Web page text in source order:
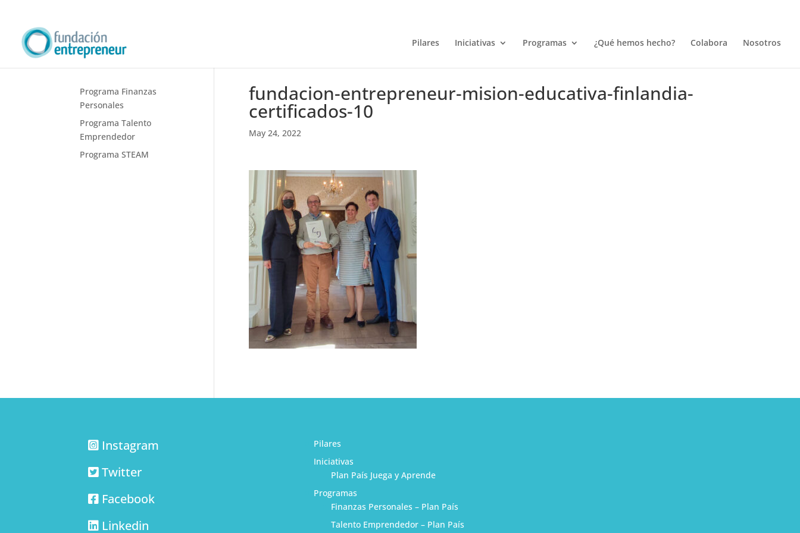
Pilares Iniciativas Programas ¿Qué hemos hecho? Colabora Nosotros
fundacion-entrepreneur-mision-educativa-finlandia-
certificados-10
May 24, 2022
Programa Finanzas
Personales
Programa Talento
Emprendedor
Programa STEAM
Instagram
Twitter
Facebook
Linkedin
Pilares
Iniciativas
Plan País Juega y Aprende
Programas
Finanzas Personales – Plan País
Talento Emprendedor – Plan País